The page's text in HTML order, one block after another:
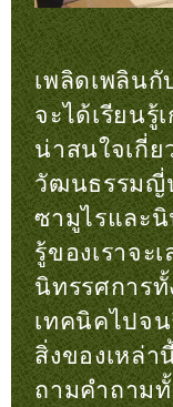
เพลิดเพลิน
จะได้เรียนรู้
น่าสนใจเกี่
วัฒนธรรมญี่
ซามูไรและ
รู้ของเราจะ
นิทรรศการ
เทคนิคไปจน
สิ่งของเหล่า
ถามคำถาม